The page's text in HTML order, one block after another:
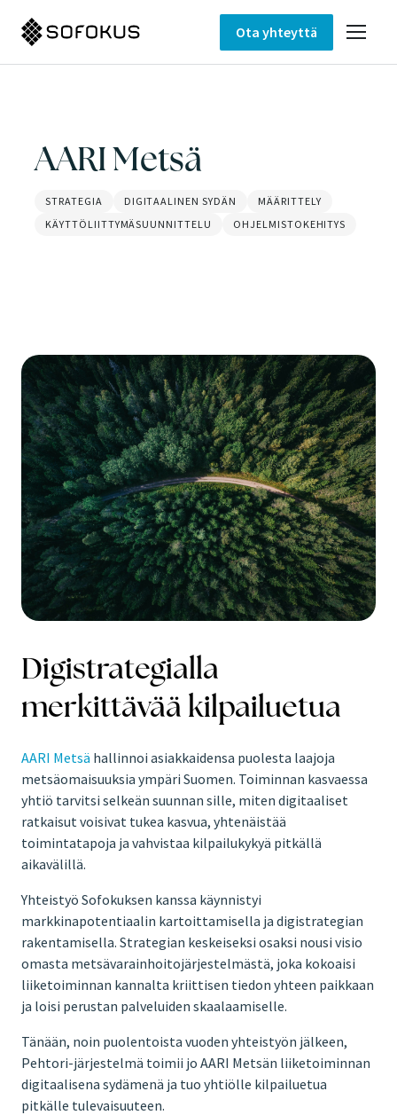
Ota yhteyttä
AARI Metsä
STRATEGIA DIGITAALINEN SYDÄN
MÄÄRITTELY
KÄYTTÖLIITTYMÄSUUNNITTELU
OHJELMISTOKEHITYS
Digistrategialla
merkittävää kilpailuetua
AARI Metsä hallinnoi asiakkaidensa puolesta laajoja
metsäomaisuuksia ympäri Suomen. Toiminnan kasvaessa
yhtiö tarvitsi selkeän suunnan sille, miten digitaaliset
ratkaisut voisivat tukea kasvua, yhtenäistää
toimintatapoja ja vahvistaa kilpailukykyä pitkällä
aikavälillä.
Yhteistyö Sofokuksen kanssa käynnistyi
markkinapotentiaalin kartoittamisella ja digistrategian
rakentamisella. Strategian keskeiseksi osaksi nousi visio
omasta metsävarainhoitojärjestelmästä, joka kokoaisi
liiketoiminnan kannalta kriittisen tiedon yhteen paikkaan
ja loisi perustan palveluiden skaalaamiselle.
Tänään, noin puolentoista vuoden yhteistyön jälkeen,
Pehtori-järjestelmä toimii jo AARI Metsän liiketoiminnan
digitaalisena sydämenä ja tuo yhtiölle kilpailuetua
pitkälle tulevaisuuteen.